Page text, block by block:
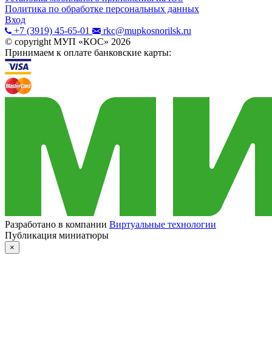
Политика по обработке персональных данных
Вход
+7 (3919) 45-65-01
rkc@mupkosnorilsk.ru
© copyright МУП «КОС» 2026
Принимаем к оплате банковские карты:
Разработано в компании Виртуальные технологии
Публикация миниатюры
×